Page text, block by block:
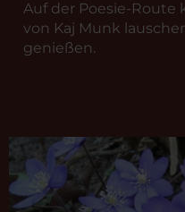
Auf der Poesie-Route
von Kaj Munk
genießen.